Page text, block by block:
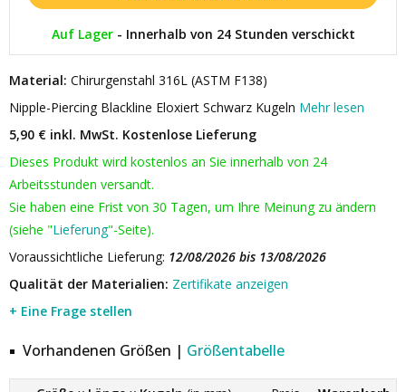
Auf Lager- Innerhalb von 24 Stunden verschickt
Material: Chirurgenstahl 316L (ASTM F138)
Nipple-Piercing Blackline Eloxiert Schwarz Kugeln Mehr lesen
5,90 € inkl. MwSt. Kostenlose Lieferung
Dieses Produkt wird kostenlos an Sie innerhalb von 24
Arbeitsstunden versandt.
Sie haben eine Frist von 30 Tagen, um Ihre Meinung zu ändern
(siehe "Lieferung"-Seite).
Voraussichtliche Lieferung: 12/08/2026 bis 13/08/2026
Qualität der Materialien: Zertifikate anzeigen
+ Eine Frage stellen
Vorhandenen Größen | Größentabelle